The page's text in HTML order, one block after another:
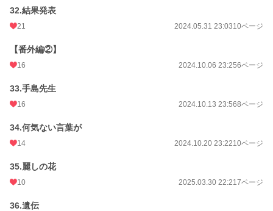
32.結果発表
21 2024.05.31 23:0310ページ
【番外編②】
16 2024.10.06 23:256ページ
33.手島先生
16 2024.10.13 23:568ページ
34.何気ない言葉が
14 2024.10.20 23:2210ページ
35.麗しの花
10 2025.03.30 22:217ページ
36.遺伝